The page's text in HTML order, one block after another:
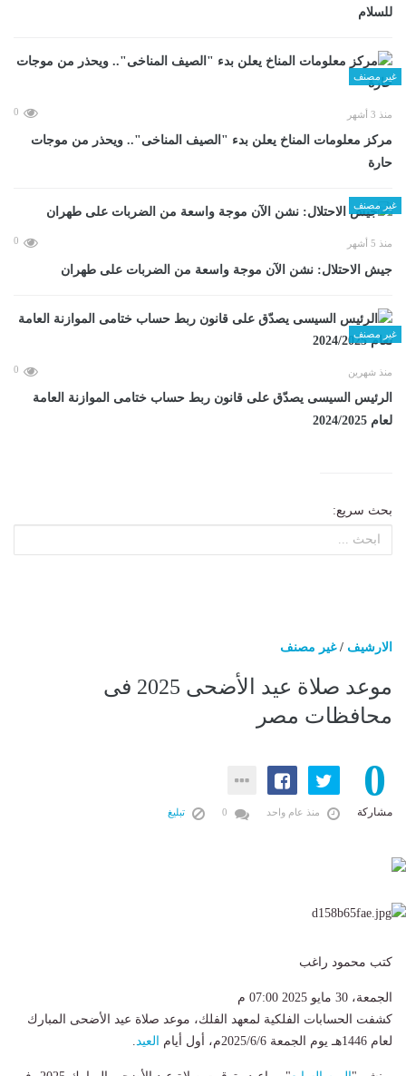
للسلام
غير مصنف
منذ 3 أشهر 0
مركز معلومات المناخ يعلن بدء "الصيف المناخى".. ويحذر من موجات
حارة
غير مصنف
منذ 5 أشهر 0
جيش الاحتلال: نشن الآن موجة واسعة من الضربات على طهران
غير مصنف
منذ شهرين 0
الرئيس السيسى يصدّق على قانون ربط حساب ختامى الموازنة العامة
لعام 2024/2025
بحث سريع:
الارشيف /غير مصنف
موعد صلاة عيد الأضحى 2025 فى
محافظات مصر
0
مشاركة منذ عام واحد تبليغ
كتب محمود راغب
الجمعة، 30 مايو 2025 07:00 م
كشفت الحسابات الفلكية لمعهد الفلك، موعد صلاة عيد الأضحى المبارك
لعام 1446هـ يوم الجمعة 2025/6/6م، أول أيام
العيد.